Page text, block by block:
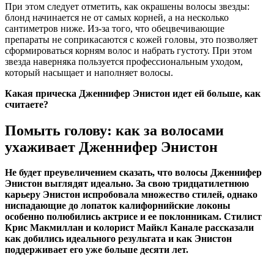
При этом следует отметить, как окрашены волосы звезды:
блонд начинается не от самых корней, а на несколько
сантиметров ниже. Из-за того, что обецвечивающие
препараты не соприкасаются с кожей головы, это позволяет
сформироваться корням волос и набрать густоту. При этом
звезда наверняка пользуется профессиональным уходом,
который насыщает и наполняет волосы.
Какая прическа Дженнифер Энистон идет ей больше, как
считаете?
Помыть голову: как за волосами
ухаживает Дженнифер Энистон
Не будет преувеличением сказать, что волосы Дженнифер
Энистон выглядят идеально. За свою тридцатилетнюю
карьеру Энистон испробовала множество стилей, однако
ниспадающие до лопаток калифорнийские локоны
особенно полюбились актрисе и ее поклонникам. Стилист
Крис Макмиллан и колорист Майкл Канале рассказали
как добились идеального результата и как Энистон
поддерживает его уже больше десяти лет.